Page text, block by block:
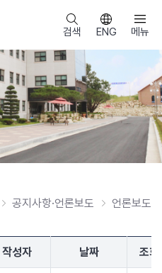
검색 ENG 메뉴
홈 공지사항·언론보도 언론보도
작성자 날짜 조회